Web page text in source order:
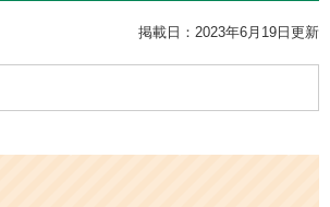
掲載日：2023年6月19日更新